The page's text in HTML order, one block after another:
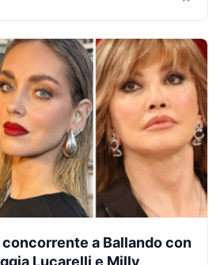
a Ballando con
Lucarelli e Milly